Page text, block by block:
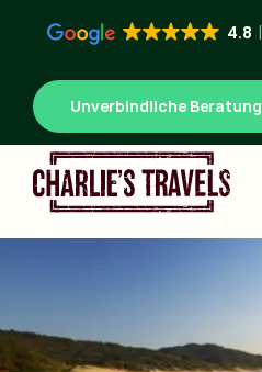
4.8
Unverbindliche Beratung